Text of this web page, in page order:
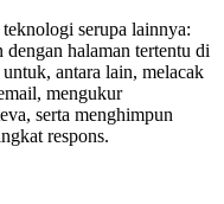
serupa lainnya:
dengan halaman tertentu di
antara lain, melacak
mengukur
serta menghimpun
respons.